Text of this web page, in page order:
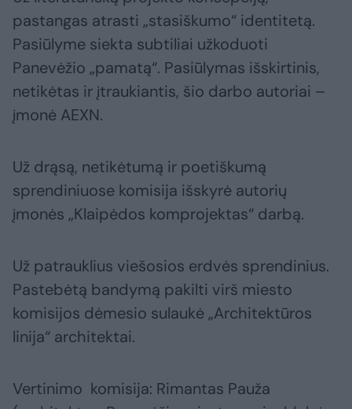
pastangas atrasti „stasiškumo“ identitetą.
Pasiūlyme siekta subtiliai užkoduoti
Panevėžio „pamatą“. Pasiūlymas išskirtinis,
netikėtas ir įtraukiantis, šio darbo autoriai –
įmonė AEXN.
Už drąsą, netikėtumą ir poetiškumą
sprendiniuose komisija išskyrė autorių
įmonės „Klaipėdos komprojektas“ darbą.
Už patrauklius viešosios erdvės sprendinius.
Pastebėtą bandymą pakilti virš miesto
komisijos dėmesio sulaukė „Architektūros
linija“ architektai.
Vertinimo komisija: Rimantas Pauža